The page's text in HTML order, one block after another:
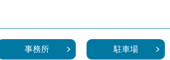
事務所 駐車場